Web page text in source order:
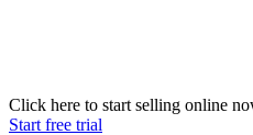
Click here to start selling online
Start free trial